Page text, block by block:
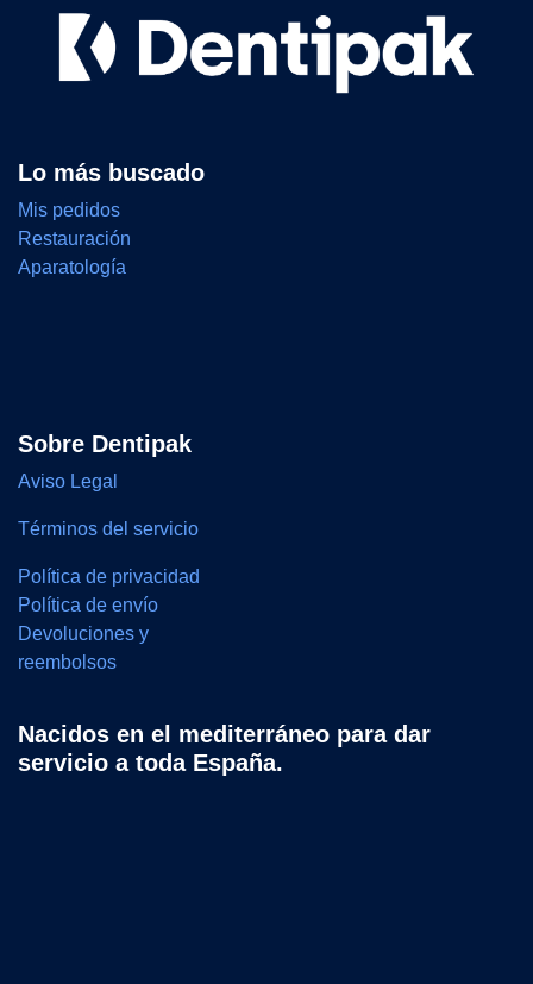
Lo más buscado
Mis pedidos
Restauración
Aparatología
Sobre Dentipak
Aviso Legal
Términos del servicio
Política de privacidad
Política de envío
Devoluciones y
reembolsos
Nacidos en el mediterráneo para dar
servicio a toda España.